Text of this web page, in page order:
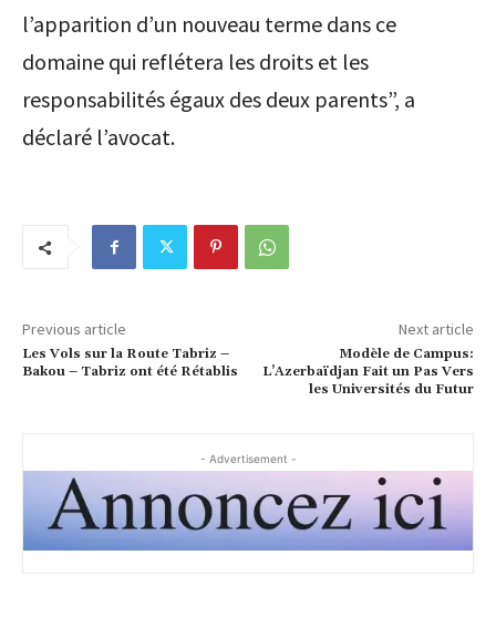
l’apparition d’un nouveau terme dans ce
domaine qui reflétera les droits et les
responsabilités égaux des deux parents”, a
déclaré l’avocat.
Previous article
Les Vols sur la Route Tabriz –
Bakou – Tabriz ont été Rétablis
Next article
Modèle de Campus:
L’Azerbaïdjan Fait un Pas Vers
les Universités du Futur
- Advertisement -